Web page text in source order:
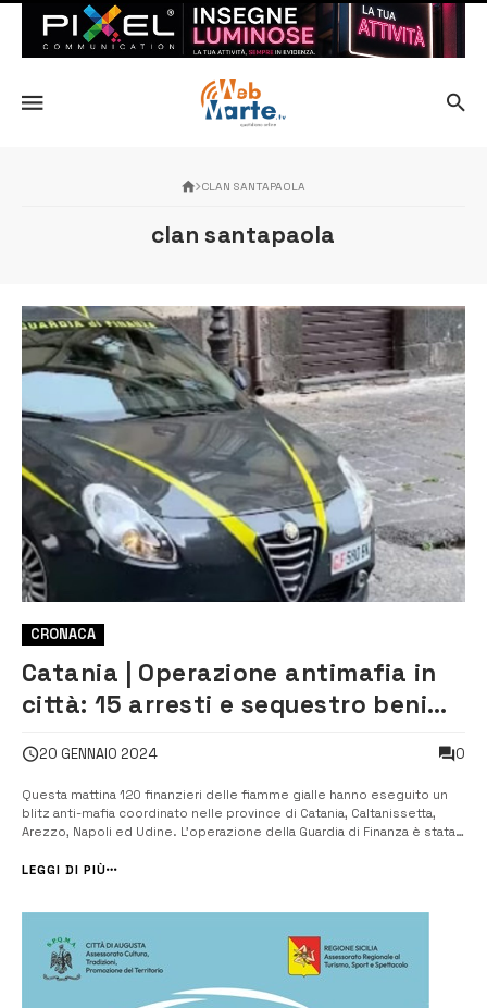
CLAN SANTAPAOLA
clan santapaola
CRONACA
Catania | Operazione antimafia in
città: 15 arresti e sequestro beni
Santapaola
20 GENNAIO 2024 0
Questa mattina 120 finanzieri delle fiamme gialle hanno eseguito un
blitz anti-mafia coordinato nelle province di Catania, Caltanissetta,
Arezzo, Napoli ed Udine. L’operazione della Guardia di Finanza è stata
ben 15 arresti. Si tratta di soggetti appartenenti al clan della famigli...
LEGGI DI PIÙ